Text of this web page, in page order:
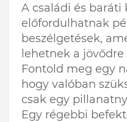
A családi és baráti
előfordulhatnak
beszélgetések,
lehetnek a jövődre
Fontold meg egy
hogy valóban
csak egy
Egy régebbi